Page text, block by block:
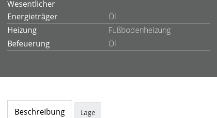
Wesentlicher
Energieträger
Öl
Heizung
Fußbodenheizung
Befeuerung
Öl
Beschreibung Lage